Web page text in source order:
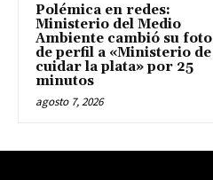
Polémica en redes:
Ministerio del Medio
Ambiente cambió su foto
de perfil a «Ministerio de
cuidar la plata» por 25
minutos
agosto 7, 2026